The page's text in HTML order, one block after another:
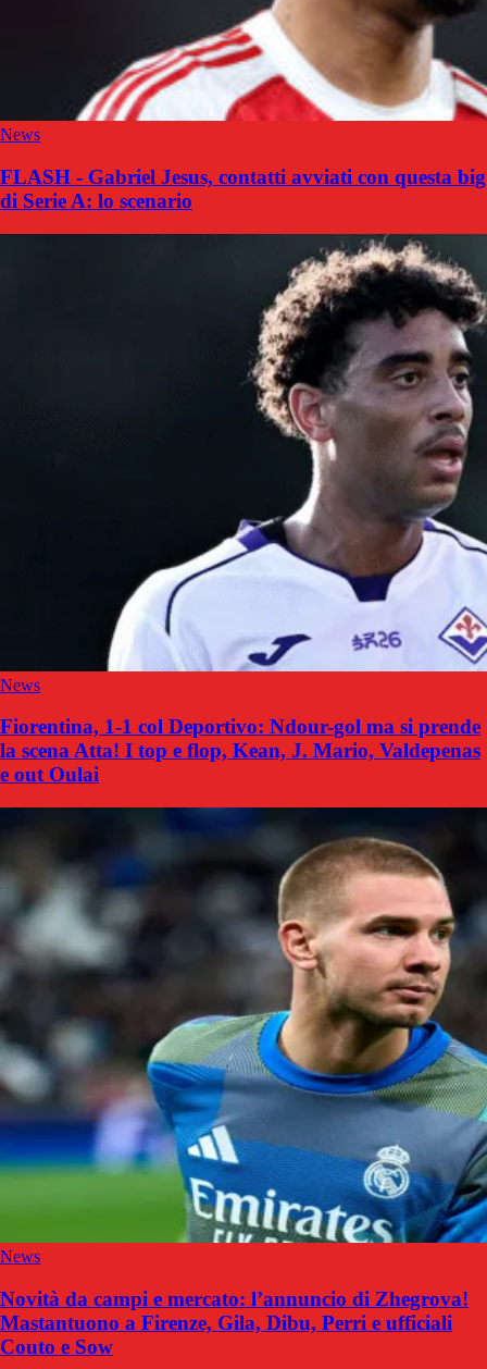
News
FLASH - Gabriel Jesus, contatti avviati con questa big
di Serie A: lo scenario
News
Fiorentina, 1-1 col Deportivo: Ndour-gol ma si prende
la scena Atta! I top e flop, Kean, J. Mario, Valdepenas
e out Oulai
News
Novità da campi e mercato: l’annuncio di Zhegrova!
Mastantuono a Firenze, Gila, Dibu, Perri e ufficiali
Couto e Sow